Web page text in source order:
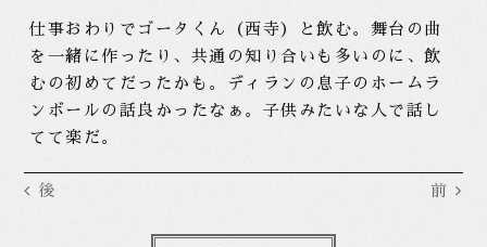
仕事おわりでゴータくん（西寺）と飲む。舞台の曲
を一緒に作ったり、共通の知り合いも多いのに、飲
むの初めてだったかも。ディランの息子のホームラ
ンボールの話良かったなぁ。子供みたいな人で話し
てて楽だ。
後 前